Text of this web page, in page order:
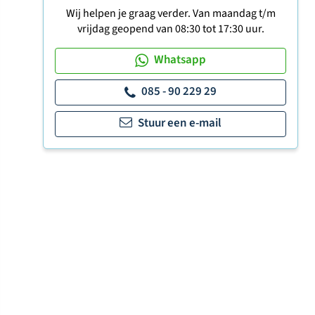
Wij helpen je graag verder. Van maandag t/m
vrijdag geopend van 08:30 tot 17:30 uur.
Whatsapp
085 - 90 229 29
Stuur een e-mail